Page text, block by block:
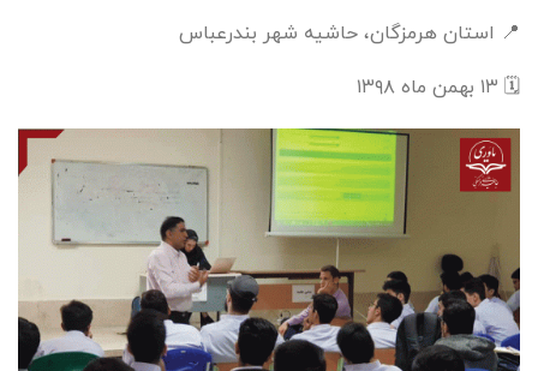
📍 استان هرمزگان، حاشیه شهر بندرعباس
🗓 ۱۳ بهمن ماه ۱۳۹۸